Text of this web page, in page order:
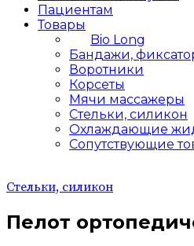
Пациентам
Товары
Bio Long
Бандажи,
Воротники
Корсеты
Мячи массажеры
Стельки, силикон
Охлаждающие
Сопутствующие
Стельки, силикон
Пелот